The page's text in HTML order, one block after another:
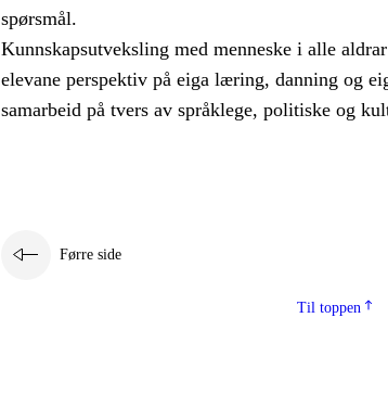
spørsmål.
Kunnskapsutveksling med menneske i alle
elevane perspektiv på eiga læring, danning og
samarbeid på tvers av språklege, politiske og
Førre side
Til toppen